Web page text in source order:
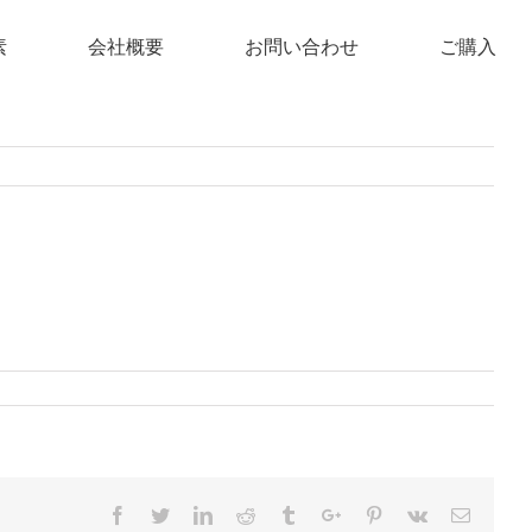
会社概要 お問い合わせ ご購入
Facebook
TwitterLinkedinReddit TumblrGoogle+Pinterest
Vk Email